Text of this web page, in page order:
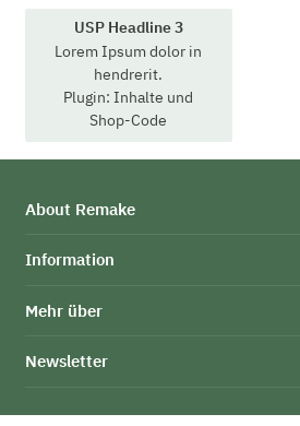
USP Headline 3
Lorem Ipsum dolor in
hendrerit.
Plugin: Inhalte und
Shop-Code
About Remake
Information
Mehr über
Newsletter